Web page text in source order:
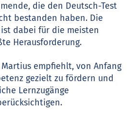
die den Deutsch-Test
bestanden haben. Die
dabei für die meisten
Herausforderung.
empfiehlt, von Anfang
gezielt zu fördern und
Lernzugänge